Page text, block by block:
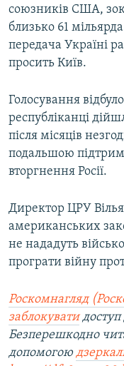
союзників США,
близько 61
передача Україні
просить Київ.
Голосування
республіканці
після місяців
подальшою
вторгнення Росії.
Директор ЦРУ
американських
не нададуть
програти війну
Роскомнагляд
заблокуватидоступ
Безперешкодно
допомогою